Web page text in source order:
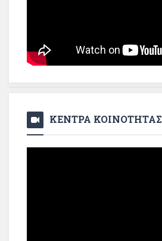
ΚΕΝΤΡΑ ΚΟΙΝΟΤΗΤΑΣ